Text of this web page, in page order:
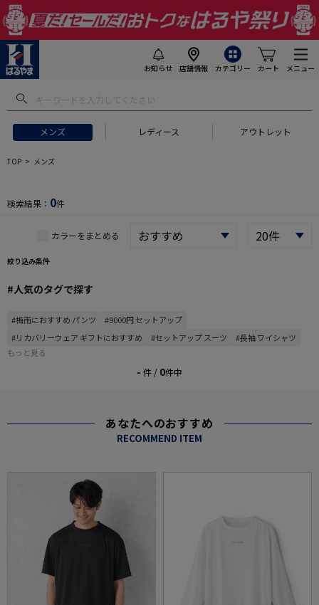
お知らせ 店舗情報 カテゴリー カート メニュー
メンズ レディース アウトレット
フトにおすすめ #セットアップ スーツ
TOP メンズ
検索結果： 0件
カラーをまとめる
絞り込み条件
#人気のタグで探す
#梅雨におすすめ パンツ
#9000円 セットアップ
#リカバリーウェア ギフトにおすすめ
#セットアップ スーツ
#長袖 ワイシャツ
もっと見る
- 件 / 0件中
あなたへのおすすめ
RECOMMEND ITEM